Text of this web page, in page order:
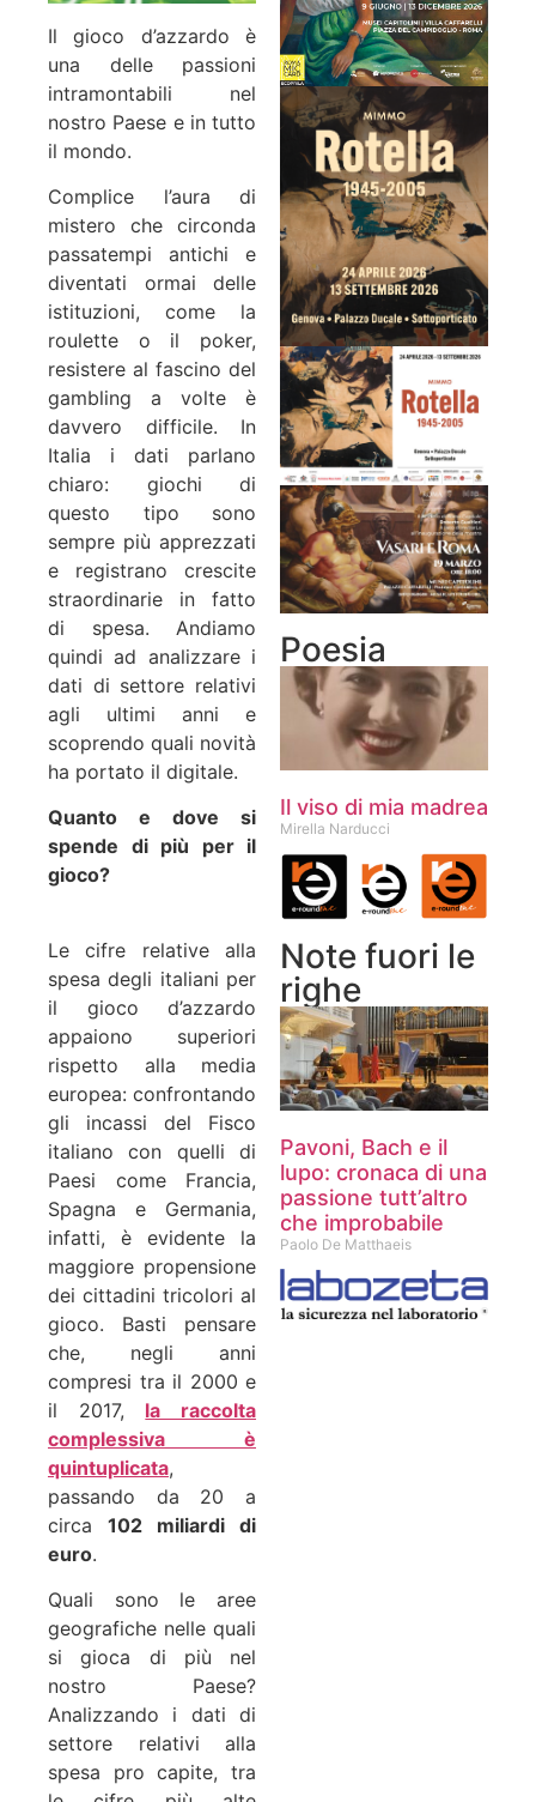
Il gioco d’azzardo è
una delle passioni
intramontabili nel
nostro Paese e in tutto
il mondo.
Complice l’aura di
mistero che circonda
passatempi antichi e
diventati ormai delle
istituzioni, come la
roulette o il poker,
resistere al fascino del
gambling a volte è
davvero difficile. In
Italia i dati parlano
chiaro: giochi di
questo tipo sono
sempre più apprezzati
e registrano crescite
straordinarie in fatto
di spesa. Andiamo
quindi ad analizzare i
dati di settore relativi
agli ultimi anni e
scoprendo quali novità
ha portato il digitale.
Quanto e dove si
spende di più per il
gioco?
Le cifre relative alla
spesa degli italiani per
il gioco d’azzardo
appaiono superiori
rispetto alla media
europea: confrontando
gli incassi del Fisco
italiano con quelli di
Paesi come Francia,
Spagna e Germania,
infatti, è evidente la
maggiore propensione
dei cittadini tricolori al
gioco. Basti pensare
che, negli anni
compresi tra il 2000 e
il 2017, la raccolta
complessiva è
quintuplicata,
passando da 20 a
circa 102 miliardi di
euro.
Quali sono le aree
geografiche nelle quali
si gioca di più nel
nostro Paese?
Analizzando i dati di
settore relativi alla
spesa pro capite, tra
Poesia
Il viso di mia madrea
Mirella Narducci
Note fuori le
righe
Pavoni, Bach e il
lupo: cronaca di una
passione tutt’altro
che improbabile
Paolo De Matthaeis